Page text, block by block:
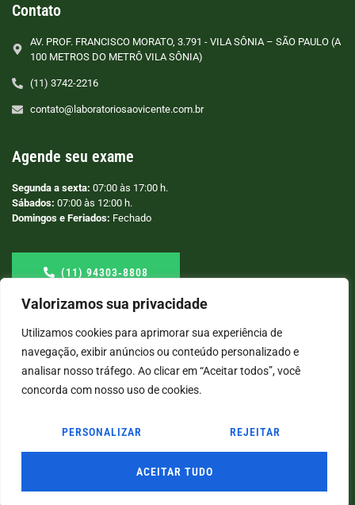
Valorizamos sua privacidade
Utilizamos cookies para aprimorar sua experiência de
navegação, exibir anúncios ou conteúdo personalizado e
analisar nosso tráfego. Ao clicar em “Aceitar todos”, você
concorda com nosso uso de cookies.
PERSONALIZAR REJEITAR
ACEITAR TUDO
Contato
AV. PROF. FRANCISCO MORATO, 3.791 - VILA SÔNIA – SÃO PAULO (A
100 METROS DO METRÔ VILA SÔNIA)
(11) 3742-2216
contato@laboratoriosaovicente.com.br
Agende seu exame
Segunda a sexta: 07:00 às 17:00 h.
Sábados: 07:00 às 12:00 h.
Domingos e Feriados: Fechado
(11) 94303‑8808
© COPYRIGHT2026→ LABORATÓRIO SÃO VICENTE → POR: CONEKI - SOLUÇÕES DIGITAIS |